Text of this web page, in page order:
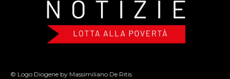
© Logo Diogene by Massimiliano De Ritis